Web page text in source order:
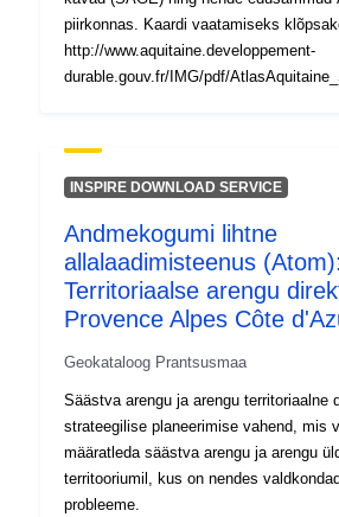
http://
codelist/
piirkonnas. Kaardi vaatamiseks klõpsake järgmisel lingil:
http://www.aquitaine.developpement-
durable.gouv.fr/IMG/pdf/
INSPIRE DOWNLOAD SERVICE
Andmekogumi lihtne
allalaadimisteenus (Atom):
Territoriaalse arengu
Provence Alpes Côte
Geokataloog Prantsusmaa
Säästva arengu ja arengu territoriaalne
strateegilise planeerimise vahend, mis
määratleda säästva arengu ja arengu
territooriumil, kus on nendes
probleeme.